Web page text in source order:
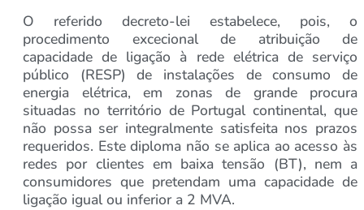
O referido decreto-lei estabelece, pois, o
procedimento excecional de atribuição de
capacidade de ligação à rede elétrica de serviço
público (RESP) de instalações de consumo de
energia elétrica, em zonas de grande procura
situadas no território de Portugal continental, que
não possa ser integralmente satisfeita nos prazos
requeridos. Este diploma não se aplica ao acesso às
redes por clientes em baixa tensão (BT), nem a
consumidores que pretendam uma capacidade de
ligação igual ou inferior a 2 MVA.